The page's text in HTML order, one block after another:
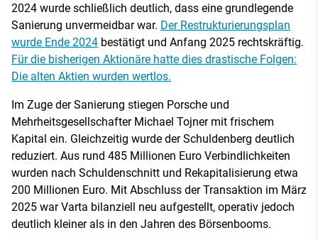
2024 wurde schließlich deutlich, dass eine grundlegende
Sanierung unvermeidbar war. Der Restrukturierungsplan
wurde Ende 2024 bestätigt und Anfang 2025 rechtskräftig.
Für die bisherigen Aktionäre hatte dies drastische Folgen:
Die alten Aktien wurden wertlos.
Im Zuge der Sanierung stiegen Porsche und
Mehrheitsgesellschafter Michael Tojner mit frischem
Kapital ein. Gleichzeitig wurde der Schuldenberg deutlich
reduziert. Aus rund 485 Millionen Euro Verbindlichkeiten
wurden nach Schuldenschnitt und Rekapitalisierung etwa
200 Millionen Euro. Mit Abschluss der Transaktion im März
2025 war Varta bilanziell neu aufgestellt, operativ jedoch
deutlich kleiner als in den Jahren des Börsenbooms.